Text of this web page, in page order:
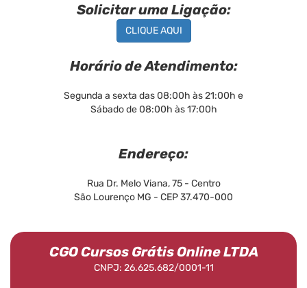
Solicitar uma Ligação:
CLIQUE AQUI
Horário de Atendimento:
Segunda a sexta das 08:00h às 21:00h e
Sábado de 08:00h às 17:00h
Endereço:
Rua Dr. Melo Viana, 75 - Centro
São Lourenço MG - CEP 37.470-000
CGO Cursos Grátis Online LTDA
CNPJ: 26.625.682/0001-11